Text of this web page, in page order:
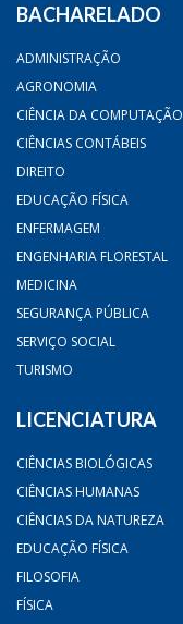
BACHARELADO
ADMINISTRAÇÃO
AGRONOMIA
CIÊNCIA DA COMPUTAÇÃO
CIÊNCIAS CONTÁBEIS
DIREITO
EDUCAÇÃO FÍSICA
ENFERMAGEM
ENGENHARIA FLORESTAL
MEDICINA
SEGURANÇA PÚBLICA
SERVIÇO SOCIAL
TURISMO
LICENCIATURA
CIÊNCIAS BIOLÓGICAS
CIÊNCIAS HUMANAS
CIÊNCIAS DA NATUREZA
EDUCAÇÃO FÍSICA
FILOSOFIA
FÍSICA